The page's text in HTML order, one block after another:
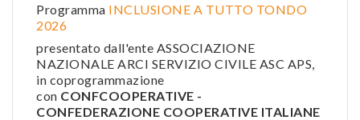
Programma INCLUSIONE A TUTTO TONDO
2026
presentato dall'ente ASSOCIAZIONE
NAZIONALE ARCI SERVIZIO CIVILE ASC APS,
in coprogrammazione
con CONFCOOPERATIVE -
CONFEDERAZIONE COOPERATIVE ITALIANE